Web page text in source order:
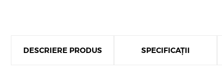
DESCRIERE PRODUS SPECIFICAȚII